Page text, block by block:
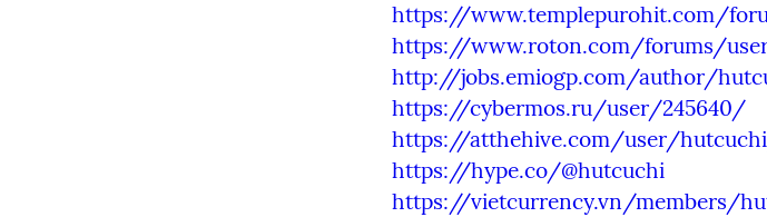
https://www.templepurohit.com/
https://www.roton.com/forums/
http://jobs.emiogp.com/author/
https://cybermos.ru/user/245640/
https://atthehive.com/user/
https://hype.co/@hutcuchi
https://vietcurrency.vn/members/